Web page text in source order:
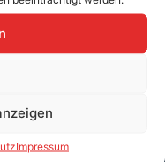
Impressum